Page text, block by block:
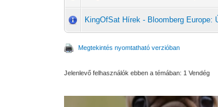
KingOfSat Hírek - Bloomberg Europe:
Megtekintés nyomtatható verzióban
Jelenlevő felhasználók ebben a témában: 1 Vendég